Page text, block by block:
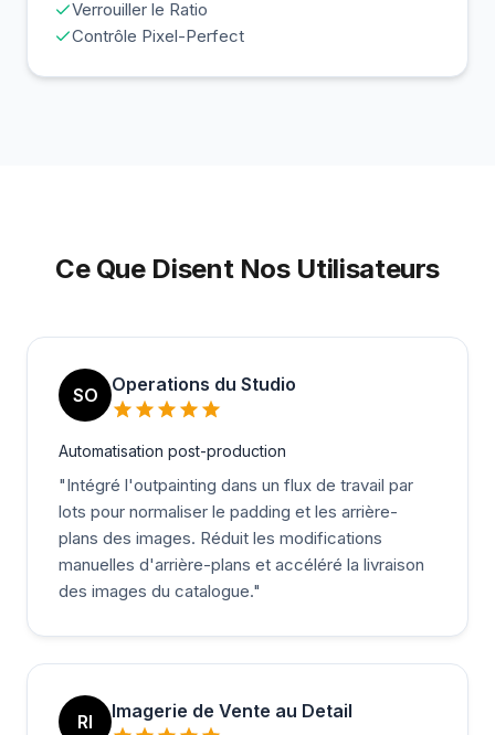
Verrouiller le Ratio
Contrôle Pixel-Perfect
Ce Que Disent Nos Utilisateurs
SO
Operations du Studio
Automatisation post-production
"Intégré l'outpainting dans un flux de travail par
lots pour normaliser le padding et les arrière-
plans des images. Réduit les modifications
manuelles d'arrière-plans et accéléré la livraison
des images du catalogue."
RI
Imagerie de Vente au Detail